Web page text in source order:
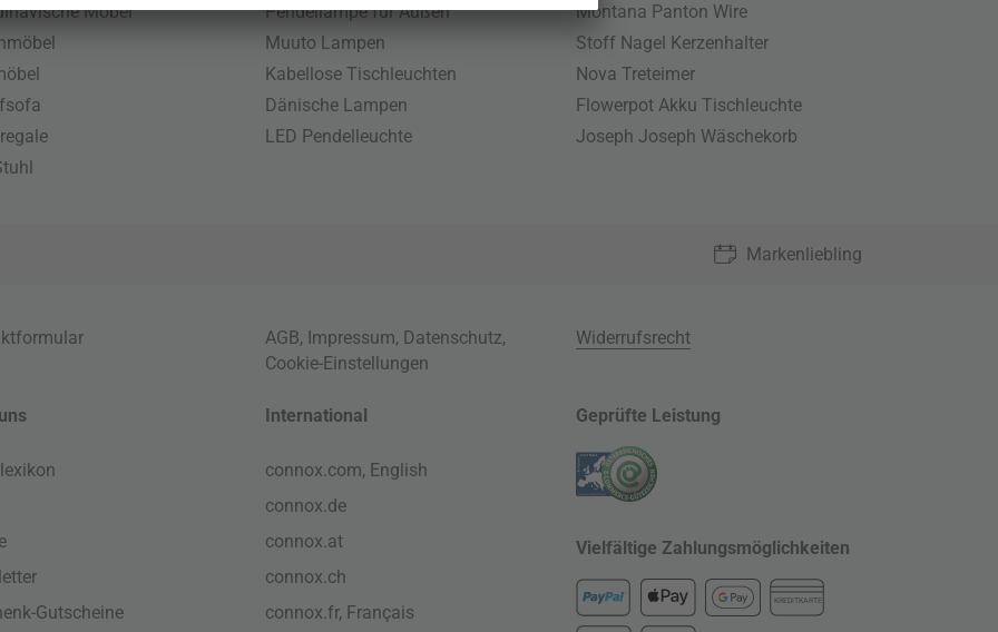
Möbel
Pendellampe für Außen
Muuto Lampen
Kabellose Tischleuchten
Dänische Lampen
LED Pendelleuchte
Montana Panton Wire
Stoff Nagel Kerzenhalter
Nova Treteimer
Flowerpot Akku Tischleuchte
Joseph Joseph Wäschekorb
Markenliebling
AGB, Impressum, Datenschutz,
Cookie-Einstellungen
Widerrufsrecht
Gutscheine
International
connox.com, English
connox.de
connox.at
connox.ch
connox.fr, Français
Geprüfte Leistung
Vielfältige Zahlungsmöglichkeiten
KREDITKARTE